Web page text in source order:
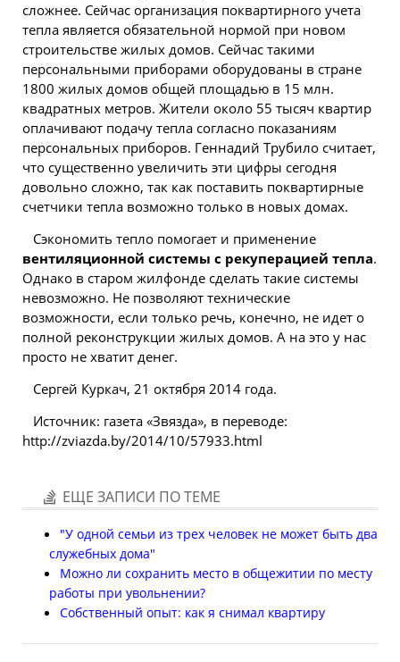
сложнее. Сейчас организация поквартирного учета
тепла является обязательной нормой при новом
строительстве жилых домов. Сейчас такими
персональными приборами оборудованы в стране
1800 жилых домов общей площадью в 15 млн.
квадратных метров. Жители около 55 тысяч квартир
оплачивают подачу тепла согласно показаниям
персональных приборов. Геннадий Трубило считает,
что существенно увеличить эти цифры сегодня
довольно сложно, так как поставить поквартирные
счетчики тепла возможно только в новых домах.
Сэкономить тепло помогает и применение
вентиляционной системы с рекуперацией тепла.
Однако в старом жилфонде сделать такие системы
невозможно. Не позволяют технические
возможности, если только речь, конечно, не идет о
полной реконструкции жилых домов. А на это у нас
просто не хватит денег.
Сергей Куркач, 21 октября 2014 года.
Источник: газета «Звязда», в переводе:
http://zviazda.by/2014/10/57933.html
ЕЩЕ ЗАПИСИ ПО ТЕМЕ
"У одной семьи из трех человек не может быть два
служебных дома"
Можно ли сохранить место в общежитии по месту
работы при увольнении?
Собственный опыт: как я снимал квартиру